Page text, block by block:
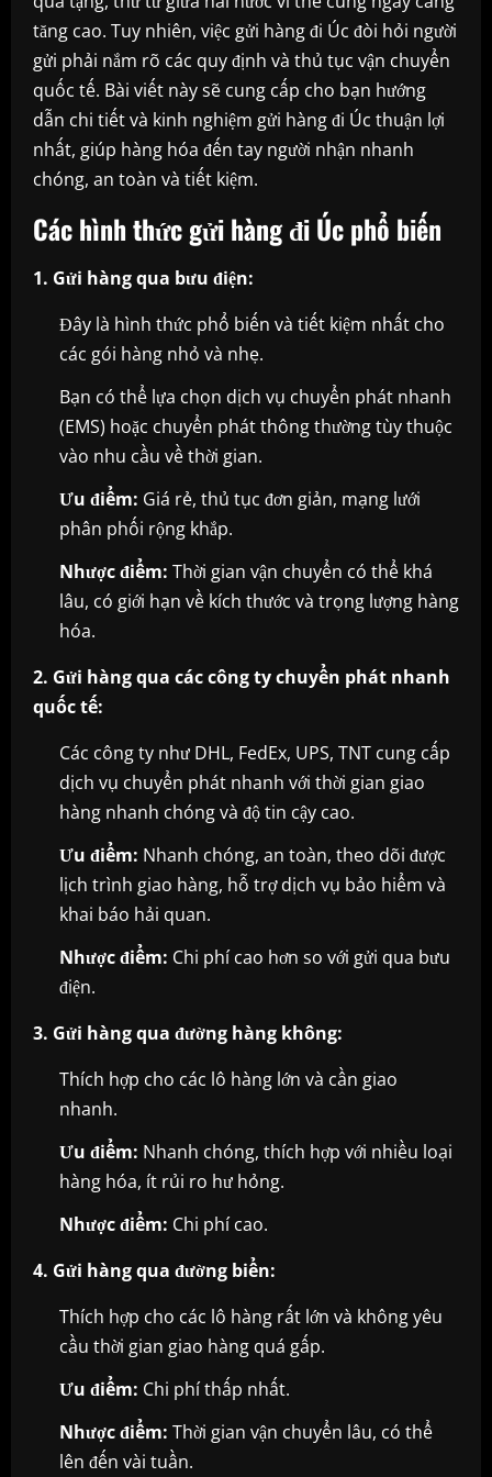
tăng cao. Tuy nhiên, việc gửi hàng đi Úc đòi hỏi người
gửi phải nắm rõ các quy định và thủ tục vận chuyển
quốc tế. Bài viết này sẽ cung cấp cho bạn hướng
dẫn chi tiết và kinh nghiệm gửi hàng đi Úc thuận lợi
nhất, giúp hàng hóa đến tay người nhận nhanh
chóng, an toàn và tiết kiệm.
Các hình thức gửi hàng đi Úc phổ biến
1. Gửi hàng qua bưu điện:
Đây là hình thức phổ biến và tiết kiệm nhất cho
các gói hàng nhỏ và nhẹ.
Bạn có thể lựa chọn dịch vụ chuyển phát nhanh
(EMS) hoặc chuyển phát thông thường tùy thuộc
vào nhu cầu về thời gian.
Ưu điểm: Giá rẻ, thủ tục đơn giản, mạng lưới
phân phối rộng khắp.
Nhược điểm: Thời gian vận chuyển có thể khá
lâu, có giới hạn về kích thước và trọng lượng hàng
hóa.
2. Gửi hàng qua các công ty chuyển phát nhanh
quốc tế:
Các công ty như DHL, FedEx, UPS, TNT cung cấp
dịch vụ chuyển phát nhanh với thời gian giao
hàng nhanh chóng và độ tin cậy cao.
Ưu điểm: Nhanh chóng, an toàn, theo dõi được
lịch trình giao hàng, hỗ trợ dịch vụ bảo hiểm và
khai báo hải quan.
Nhược điểm: Chi phí cao hơn so với gửi qua bưu
điện.
3. Gửi hàng qua đường hàng không:
Thích hợp cho các lô hàng lớn và cần giao
nhanh.
Ưu điểm: Nhanh chóng, thích hợp với nhiều loại
hàng hóa, ít rủi ro hư hỏng.
Nhược điểm: Chi phí cao.
4. Gửi hàng qua đường biển:
Thích hợp cho các lô hàng rất lớn và không yêu
cầu thời gian giao hàng quá gấp.
Ưu điểm: Chi phí thấp nhất.
Nhược điểm: Thời gian vận chuyển lâu, có thể
lên đến vài tuần.